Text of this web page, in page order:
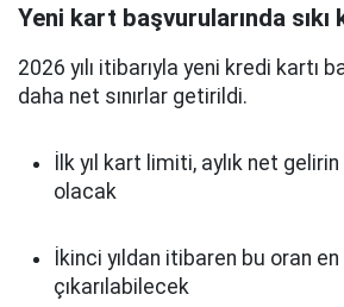
Yeni kart başvurularında sıkı
2026 yılı itibarıyla yeni kredi kartı
daha net sınırlar getirildi.
İlk yıl kart limiti, aylık net
olacak
İkinci yıldan itibaren bu oran
çıkarılabilecek